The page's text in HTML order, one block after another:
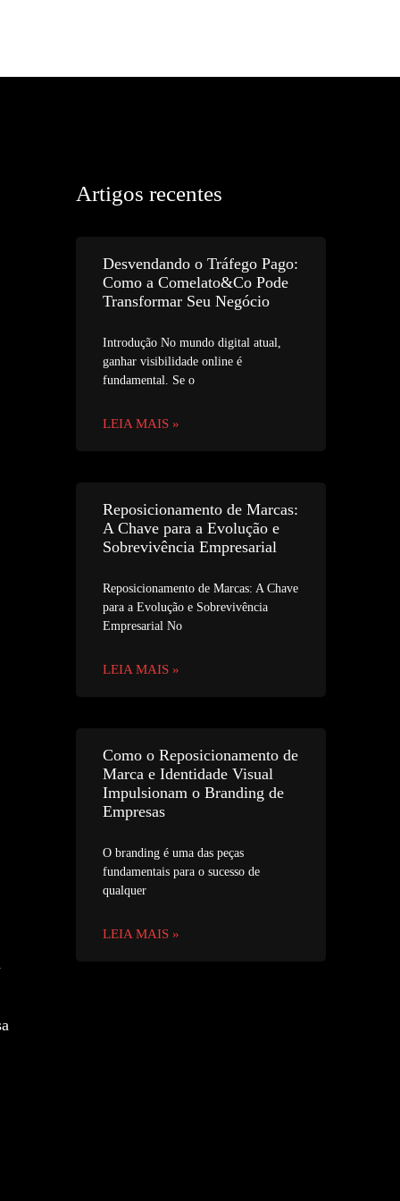
Artigos recentes
Desvendando o Tráfego Pago:
Como a Comelato&Co Pode
Transformar Seu Negócio
Introdução No mundo digital atual,
ganhar visibilidade online é
fundamental. Se o
LEIA MAIS »
Reposicionamento de Marcas:
A Chave para a Evolução e
Sobrevivência Empresarial
Reposicionamento de Marcas: A Chave
para a Evolução e Sobrevivência
Empresarial No
LEIA MAIS »
Como o Reposicionamento de
Marca e Identidade Visual
Impulsionam o Branding de
Empresas
O branding é uma das peças
fundamentais para o sucesso de
qualquer
LEIA MAIS »